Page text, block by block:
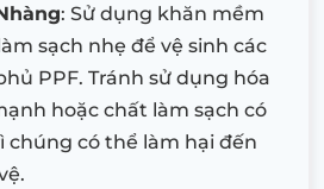
: Sử dụng khăn mềm
sạch nhẹ để vệ sinh các
PPF. Tránh sử dụng hóa
hoặc chất làm sạch có
chúng có thể làm hại đến